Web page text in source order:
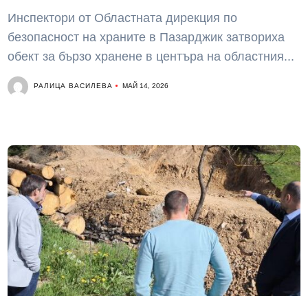
Инспектори от Областната дирекция по
безопасност на храните в Пазарджик затвориха
обект за бързо хранене в центъра на областния...
РАЛИЦА ВАСИЛЕВА МАЙ 14, 2026